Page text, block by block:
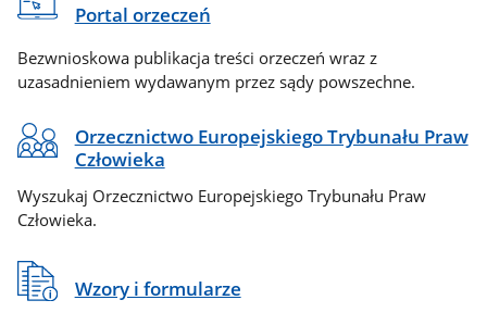
Portal orzeczeń
Bezwnioskowa publikacja treści orzeczeń wraz z
uzasadnieniem wydawanym przez sądy powszechne.
Orzecznictwo Europejskiego Trybunału Praw
Człowieka
Wyszukaj Orzecznictwo Europejskiego Trybunału Praw
Człowieka.
Wzory i formularze